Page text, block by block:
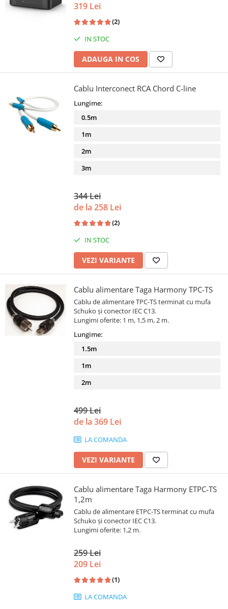
319 Lei
(2)
IN STOC
ADAUGA IN COS
Cablu Interconect RCA Chord C-line
Lungime:
0.5m
1m
2m
3m
344 Lei
de la 258 Lei
(2)
IN STOC
VEZI VARIANTE
Cablu alimentare Taga Harmony TPC-TS
Cablu de alimentare TPC-TS terminat cu mufa
Schuko și conector IEC C13.
Lungimi oferite: 1 m, 1,5 m, 2 m.
Lungime:
1.5m
1m
2m
499 Lei
de la 369 Lei
LA COMANDA
VEZI VARIANTE
Cablu alimentare Taga Harmony ETPC-TS
1,2m
Cablu de alimentare ETPC-TS terminat cu mufa
Schuko și conector IEC C13.
Lungimi oferite: 1,2 m.
259 Lei
209 Lei
(1)
LA COMANDA